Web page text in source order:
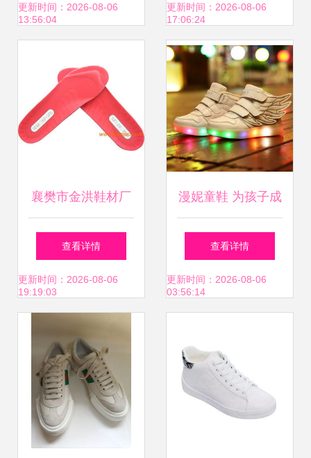
田人+时代机遇 鞋
更新时间：2026-08-06
13:56:04
学与实力诠释
更新时间：2026-08-06
17:06:24
襄樊市金洪鞋材厂
专注鞋垫定制加
工，品质与价格双
优之选
查看详情
更新时间：2026-08-06
19:19:03
漫妮童鞋 为孩子成
长保驾护航的品质
之选
查看详情
更新时间：2026-08-06
03:56:14